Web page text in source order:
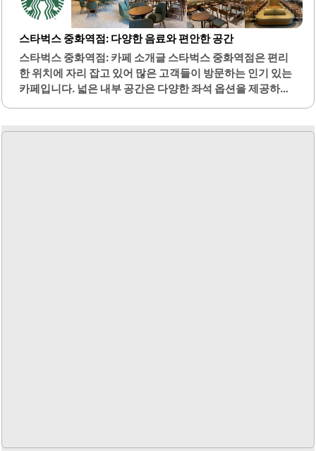
스타벅스 중화역점: 다양한 음료와 편안한 공간
스타벅스 중화역점: 카페 소개글 스타벅스 중화역점은 편리
한 위치에 자리 잡고 있어 많은 고객들이 방문하는 인기 있는
카페입니다. 넓은 내부 공간은 다양한 좌석 옵션을 제공하여
은 명당 자리로 알려져 있습니다.다양한 음료 메뉴가 마련되